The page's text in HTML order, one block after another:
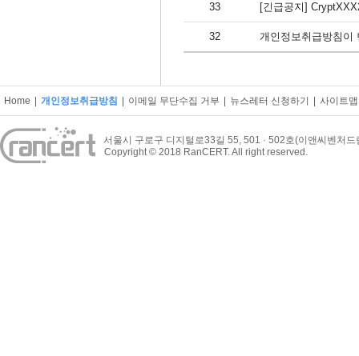
33 [긴급공지]
32 개인정보취급방침
Home 개인정보취급방침 이메일 무단수집 거부 뉴스레터 신청하기 사이트맵
서울시 구로구 디지털로33길 55, 501 · 502호(이앤씨벤처드
Copyright © 2018 RanCERT. All right reserved.